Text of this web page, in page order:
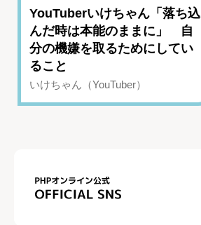
YouTuberいけちゃん「落ち込
んだ時は本能のままに」 自
分の機嫌を取るためにしてい
ること
いけちゃん（YouTuber）